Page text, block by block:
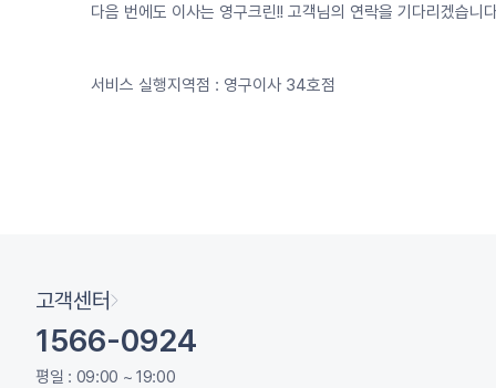
다음 번에도 이사는 영구크린!! 고객님의 연락을 기다리겠습
서비스 실행지역점 : 영구이사 34호점
고객센터
1566-0924
평일 : 09:00 ~ 19:00